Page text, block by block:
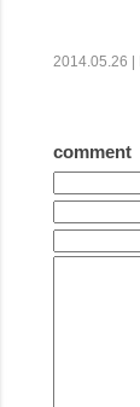
2014.05.26 |
comment